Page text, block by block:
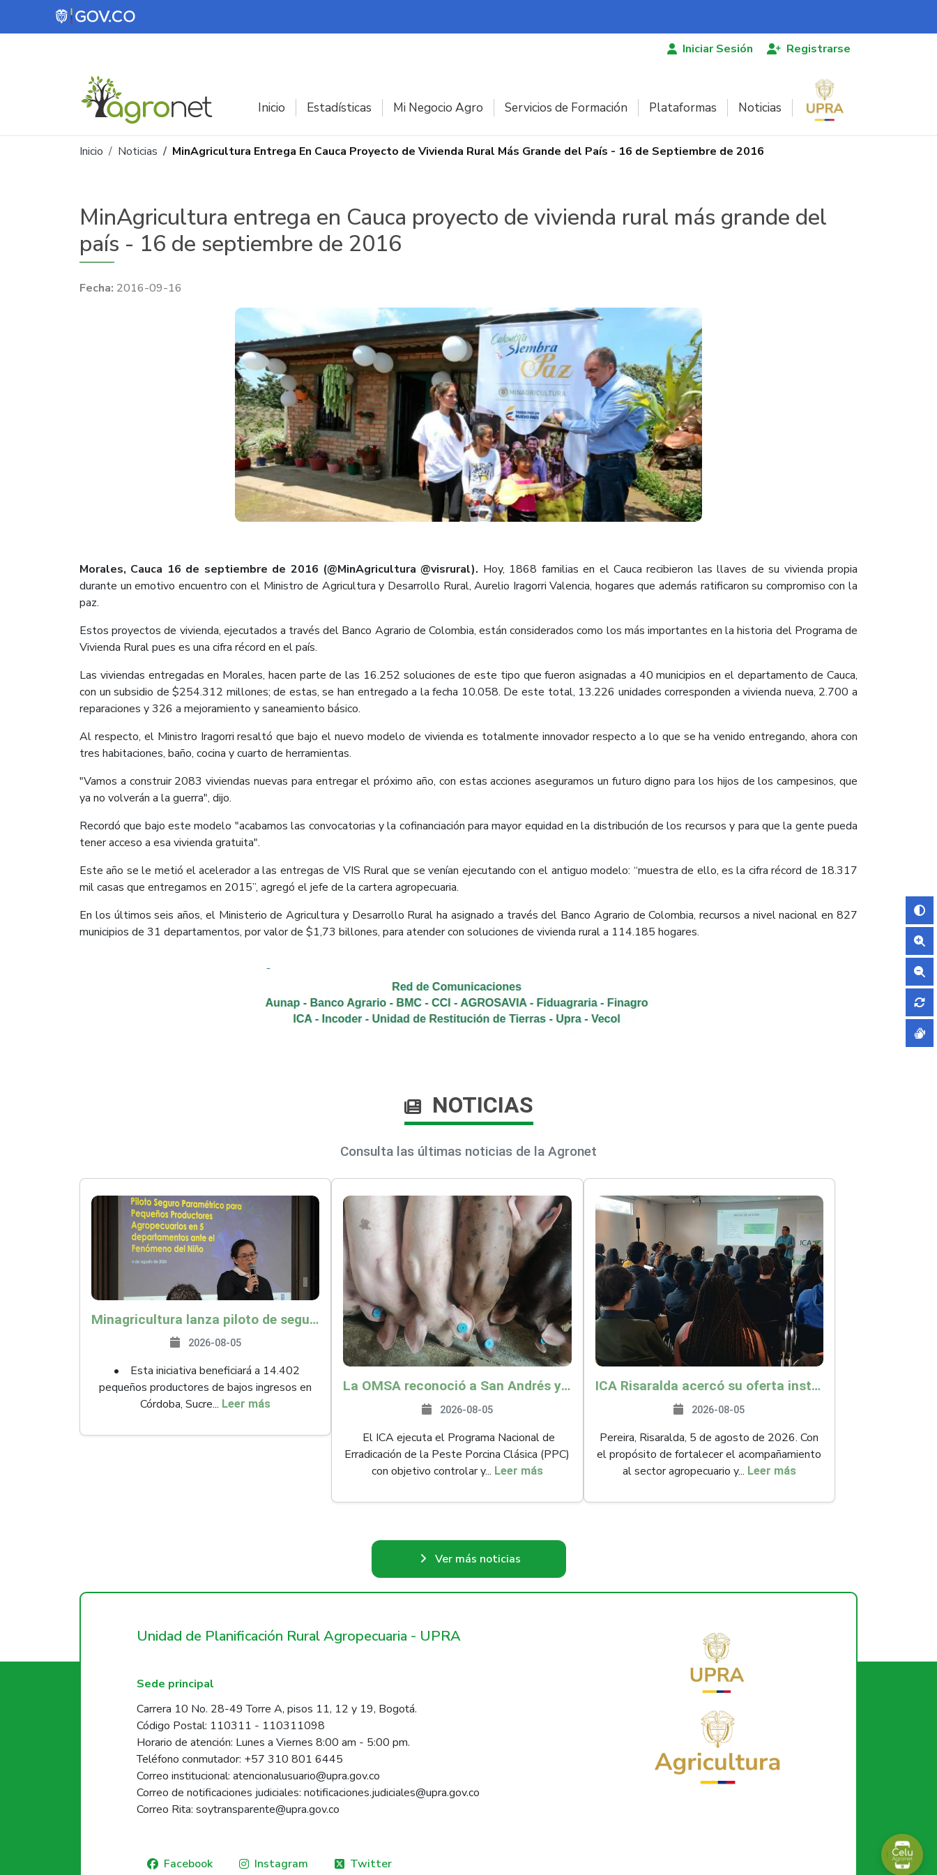
Pasar al contenido principal
Iniciar Sesión Registrarse
Inicio Estadísticas Mi Negocio Agro Servicios de Formación Plataformas Noticias
Ruta de navegación
Inicio Noticias MinAgricultura Entrega En Cauca Proyecto de Vivienda Rural Más Grande del País - 16 de Septiembre de 2016
MinAgricultura entrega en Cauca proyecto de vivienda rural más grande del
país - 16 de septiembre de 2016
2016-09-16
Morales, Cauca 16 de septiembre de 2016 (@MinAgricultura @visrural). Hoy, 1868 familias en el Cauca recibieron las llaves de su vivienda propia
durante un emotivo encuentro con el Ministro de Agricultura y Desarrollo Rural, Aurelio Iragorri Valencia, hogares que además ratificaron su compromiso con la
paz.
Estos proyectos de vivienda, ejecutados a través del Banco Agrario de Colombia, están considerados como los más importantes en la historia del Programa de
Vivienda Rural pues es una cifra récord en el país.
Las viviendas entregadas en Morales, hacen parte de las 16.252 soluciones de este tipo que fueron asignadas a 40 municipios en el departamento de Cauca,
con un subsidio de $254.312 millones; de estas, se han entregado a la fecha 10.058. De este total, 13.226 unidades corresponden a vivienda nueva, 2.700 a
reparaciones y 326 a mejoramiento y saneamiento básico.
Al respecto, el Ministro Iragorri resaltó que bajo el nuevo modelo de vivienda es totalmente innovador respecto a lo que se ha venido entregando, ahora con
tres habitaciones, baño, cocina y cuarto de herramientas.
"Vamos a construir 2083 viviendas nuevas para entregar el próximo año, con estas acciones aseguramos un futuro digno para los hijos de los campesinos, que
ya no volverán a la guerra", dijo.
Recordó que bajo este modelo "acabamos las convocatorias y la cofinanciación para mayor equidad en la distribución de los recursos y para que la gente pueda
tener acceso a esa vivienda gratuita".
Este año se le metió el acelerador a las entregas de VIS Rural que se venían ejecutando con el antiguo modelo: “muestra de ello, es la cifra récord de 18.317
mil casas que entregamos en 2015”, agregó el jefe de la cartera agropecuaria.
En los últimos seis años, el Ministerio de Agricultura y Desarrollo Rural ha asignado a través del Banco Agrario de Colombia, recursos a nivel nacional en 827
municipios de 31 departamentos, por valor de $1,73 billones, para atender con soluciones de vivienda rural a 114.185 hogares.​
NOTICIAS
Consulta las últimas noticias de la Agronet
Minagricultura lanza piloto de seguro agropecuario por $9.625 millones para proteger a más de 14.000 pequeños productores contra riesgos del Fenómeno de El Niño
2026-08-05
• Esta iniciativa beneficiará a 14.402
pequeños productores de bajos ingresos en
Córdoba, Sucre... Leer más
La OMSA reconoció a San Andrés y Providencia como zona libre de Peste Porcina Clásica (PPC)
2026-08-05
El ICA ejecuta el Programa Nacional de
Erradicación de la Peste Porcina Clásica (PPC)
con objetivo controlar y... Leer más
ICA Risaralda acercó su oferta institucional a productores y emprendedores en Expocamello
2026-08-05
Pereira, Risaralda, 5 de agosto de 2026. Con
el propósito de fortalecer el acompañamiento
al sector agropecuario y... Leer más
Ver más noticias
Unidad de Planificación Rural Agropecuaria - UPRA
Sede principal
Carrera 10 No. 28-49 Torre A, pisos 11, 12 y 19, Bogotá.
Código Postal: 110311 - 110311098
Horario de atención: Lunes a Viernes 8:00 am - 5:00 pm.
Teléfono conmutador: +57 310 801 6445
Correo institucional: atencionalusuario@upra.gov.co
Correo de notificaciones judiciales: notificaciones.judiciales@upra.gov.co
Correo Rita: soytransparente@upra.gov.co
Facebook Instagram Twitter